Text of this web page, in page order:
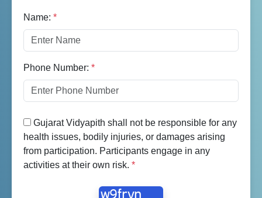
Name: *
Phone Number: *
Gujarat Vidyapith shall not be responsible for any
health issues, bodily injuries, or damages arising
from participation. Participants engage in any
activities at their own risk. *